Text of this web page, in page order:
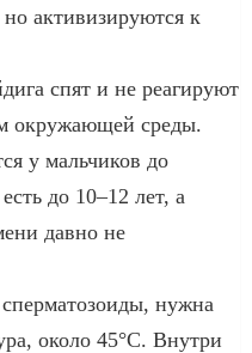
активизируются к
спят и не реагируют
окружающей среды.
у мальчиков до
до 10–12 лет, а
давно не
нужна
около 45°С. Внутри